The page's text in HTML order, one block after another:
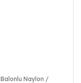
Balonlu Naylon /